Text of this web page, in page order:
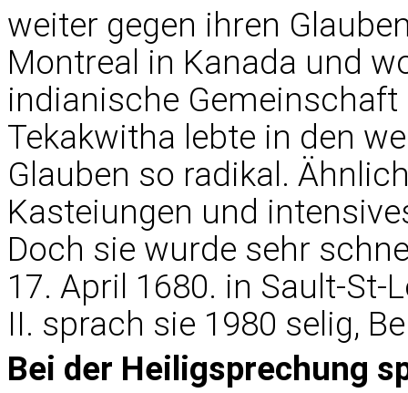
weiter gegen ihren
Montreal in Kanada und
indianische
Tekakwitha lebte in den
Glauben so radikal.
Kasteiungen und
Doch sie wurde sehr
17. April 1680. in Sault-
II. sprach sie 1980 selig,
Bei der Heiligsprechung